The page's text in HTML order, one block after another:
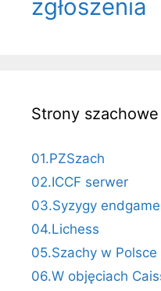
zgłoszenia
Strony szachowe
01.PZSzach
02.ICCF serwer
03.Syzygy
04.Lichess
05.Szachy w Polsce
06.W objęciach